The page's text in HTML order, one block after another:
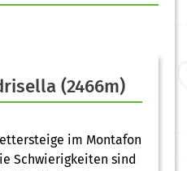
(2466m)
im Montafon
Schwierigkeiten sind